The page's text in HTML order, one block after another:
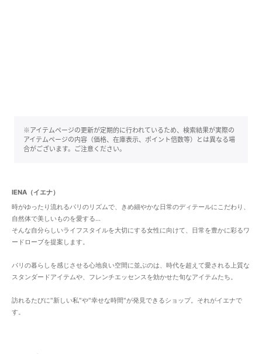
※アイテムページの更新が定期的に行われているため、検索結果が実際の
アイテムページの内容（価格、在庫表示、ポイント倍数等）とは異なる場
合がございます。ご注意ください。
IENA（イエナ）
時がゆったり流れるパリのリズムで、きめ細やかな日常のディテールにこだわり、
自然体で美しいものを愛する...
そんな自分らしいライフスタイルを大切にする女性に向けて、日常を豊かに彩るワ
ードローブを提案します。
パリの暮らしを感じさせる心地良い空間に並ぶのは、時代を超えて愛される上質な
スタンダードアイテムや、フレンチエッセンスを効かせた旬なアイテムたち。
訪れるたびに"新しい私"や"幸せな時間"が発見できるショップ。それがイエナで
す。